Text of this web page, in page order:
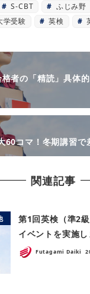
S-CBT ふじみ野
学受験 英検
格者の「精読」具体
60コマ！冬期講習で
関連記事
第1回英検（準2
イベントを実施し
Futagami Daiki